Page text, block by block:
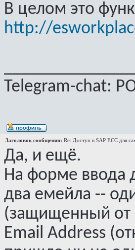
В целом это
http://
Telegram-chat:
Заголовок сообщения: Re: Доступ в SAP ECC для
Да, и ещё.
На форме ввода
два емейла --
(защищенный от
Email Address